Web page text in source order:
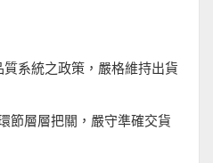
質系統之政策，嚴格維持出貨
節層層把關，嚴守準確交貨